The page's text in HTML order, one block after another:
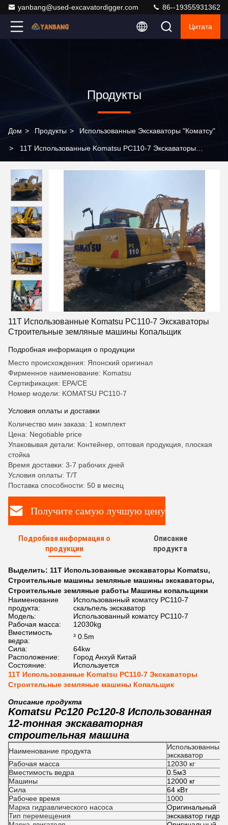
yanbang@used-excavatordigger.com 86--19355931362
Цитата
Продукты
Дом > Продукты > Использованные Экскаваторы "Коматсу"
> 11T Использованные Komatsu PC110-7 Экскаваторы
11T Использованные Komatsu PC110-7 Экскаваторы
Строительные земляные машины Копальщик
Подробная информация о продукции
Место происхождения: Японский оригинал
Фирменное наименование: Komatsu
Сертификация: EPA/CE
Номер модели: KOMATSU PC110-7
Условия оплаты и доставки
Количество мин заказа: 1 комплект
Цена: Negotiable price
Упаковывая детали: Контейнер, оптовая продукция, плоская
стойка
Время доставки: 3-7 рабочих дней
Условия оплаты: T/T
Поставка способности: 50 в месяц
Получите самую лучшую цену
Подробная информация о
продукции
Описание
продукта
Выделить: 11T Использованные экскаваторы Komatsu,
Строительные машины земляные машины экскаваторы,
Строительные земляные работы Машины копальщики
Наименование
продукта:
Использованный коматсу PC110-7
скальпель экскаватор
Модель:
Использованный коматсу PC110-7
Рабочая масса:
12030kg
Вместимость
ведра:
³ 0.5m
Сила:
64kw
Расположение:
Город Анхуй Китай
Состояние:
Используется
11T Использованные Komatsu PC110-7 Экскаваторы
Строительные земляные машины Копальщик
Описание продукта
Komatsu Pc120 Pc120-8 Использованная
12-тонная экскаваторная
строительная машина
Наименование продукта
Использованный
экскаватор
Рабочая масса
12030 кг
Вместимость ведра
0.5м3
Машины
12000 кг
Сила
64 кВт
Рабочее время
1000
Марка гидравлического насоса
Оригинальный
Тип перемещения
экскаватор